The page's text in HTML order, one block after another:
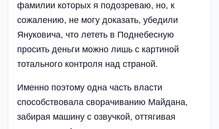
фамилии которых я подозреваю, но, к
сожалению, не могу доказать, убедили
Януковича, что лететь в Поднебесную
просить деньги можно лишь с картиной
тотального контроля над страной.
Именно поэтому одна часть власти
способствовала сворачиванию Майдана,
забирая машину с озвучкой, оттягивая